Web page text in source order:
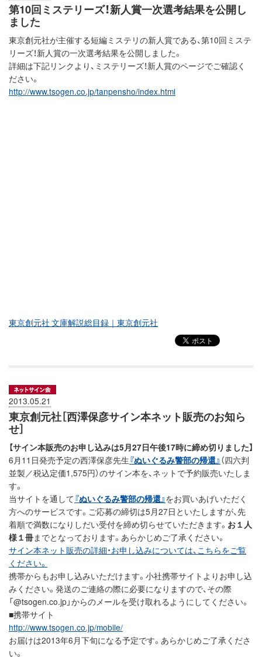
第10回ミステリーズ！新人賞一次選考結果を公開し
ました
東京創元社が主催する短編ミステリの新人賞である、第10回ミステ
リーズ！新人賞の一次選考結果を公開しました。
詳細は下記リンクより、ミステリーズ！新人賞のページでご確認く
ださい。
http://www.tsogen.co.jp/tanpensho/index.html
東京創元社 文庫解説総目録｜東京創元社
2013.05.21
東京創元社［西澤保彦サイン本ネット販売のお知ら
せ］
【サイン本販売のお申し込みは5月27日午後17時に締め切りました】
6月11日発売予定の西澤保彦先生『ぬいぐるみ警部の帰還』 （四六判
並製／税込定価1,575円）のサイン本を、ネットで予約販売いたしま
す。
当サイトを通して『ぬいぐるみ警部の帰還』をお買いあげいただく
方へのサービスです。ご応募の締切は5月27日といたしますが、先
着順で満数になりしだい受付を締め切らせていただきます。 お１人
様１冊までとなっております。あらかじめご了承ください。
サイン本ネット販売の詳細・お申し込みについては、こちらをご覧
ください。
携帯からもお申し込みいただけます。小社携帯サイトよりお申し込
みください。発送のご連絡の際に必要になりますので、その際
「@tsogen.co.jp」からのメールを受け取れるようにしてください。
■携帯サイト
http://www.tsogen.co.jp/mobile/
お届けは2013年6月下旬になる予定です。あらかじめご了承くださ
い。